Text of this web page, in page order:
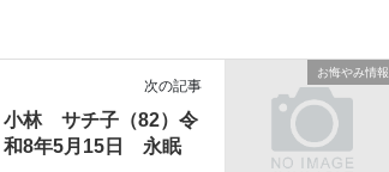
お悔やみ情報
次の記事
小林 サチ子（82）令
和8年5月15日 永眠